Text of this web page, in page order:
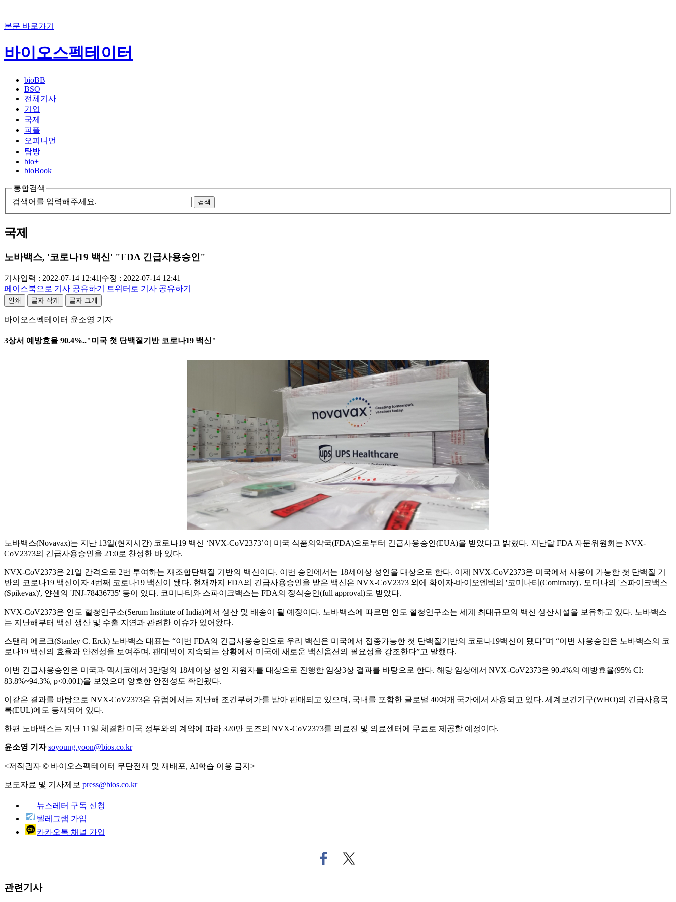
본문 바로가기
바이오스펙테이터
bioBB
BSO
전체기사
기업
국제
피플
오피니언
탐방
bio+
bioBook
통합검색
검색어를 입력해주세요.
검색
국제
노바백스, '코로나19 백신' "FDA 긴급사용승인"
기사입력 : 2022-07-14 12:41 |수정 : 2022-07-14 12:41
페이스북으로 기사 공유하기
트위터로 기사 공유하기
인쇄 글자 작게 글자 크게
바이오스펙테이터 윤소영 기자
3상서 예방효율 90.4%.."미국 첫 단백질기반 코로나19 백신"
노바백스(Novavax)는 지난 13일(현지시간) 코로나19 백신 ‘NVX-CoV2373’이 미국 식품의약국(FDA)으로부터 긴급사용승인(EUA)을 받았다고 밝혔다. 지난달 FDA 자문위원회는 NVX-
CoV2373의 긴급사용승인을 21:0로 찬성한 바 있다.
NVX-CoV2373은 21일 간격으로 2번 투여하는 재조합단백질 기반의 백신이다. 이번 승인에서는 18세이상 성인을 대상으로 한다. 이제 NVX-CoV2373은 미국에서 사용이 가능한 첫 단백질 기
반의 코로나19 백신이자 4번째 코로나19 백신이 됐다. 현재까지 FDA의 긴급사용승인을 받은 백신은 NVX-CoV2373 외에 화이자-바이오엔텍의 '코미나티(Comirnaty)', 모더나의 '스파이크백스
(Spikevax)', 얀센의 'JNJ-78436735' 등이 있다. 코미나티와 스파이크백스는 FDA의 정식승인(full approval)도 받았다.
NVX-CoV2373은 인도 혈청연구소(Serum Institute of India)에서 생산 및 배송이 될 예정이다. 노바백스에 따르면 인도 혈청연구소는 세계 최대규모의 백신 생산시설을 보유하고 있다. 노바백스
는 지난해부터 백신 생산 및 수출 지연과 관련한 이슈가 있어왔다.
스탠리 에르크(Stanley C. Erck) 노바백스 대표는 “이번 FDA의 긴급사용승인으로 우리 백신은 미국에서 접종가능한 첫 단백질기반의 코로나19백신이 됐다”며 “이번 사용승인은 노바백스의 코
로나19 백신의 효율과 안전성을 보여주며, 팬데믹이 지속되는 상황에서 미국에 새로운 백신옵션의 필요성을 강조한다”고 말했다.
이번 긴급사용승인은 미국과 멕시코에서 3만명의 18세이상 성인 지원자를 대상으로 진행한 임상3상 결과를 바탕으로 한다. 해당 임상에서 NVX-CoV2373은 90.4%의 예방효율(95% CI:
83.8%~94.3%, p<0.001)을 보였으며 양호한 안전성도 확인됐다.
이같은 결과를 바탕으로 NVX-CoV2373은 유럽에서는 지난해 조건부허가를 받아 판매되고 있으며, 국내를 포함한 글로벌 40여개 국가에서 사용되고 있다. 세계보건기구(WHO)의 긴급사용목
록(EUL)에도 등재되어 있다.
한편 노바백스는 지난 11일 체결한 미국 정부와의 계약에 따라 320만 도즈의 NVX-CoV2373를 의료진 및 의료센터에 무료로 제공할 예정이다.
윤소영 기자 soyoung.yoon@bios.co.kr
<저작권자 © 바이오스펙테이터 무단전재 및 재배포, AI학습 이용 금지>
보도자료 및 기사제보 press@bios.co.kr
뉴스레터 구독 신청
텔레그램 가입
카카오톡 채널 가입
페
이
트
위
관련기사